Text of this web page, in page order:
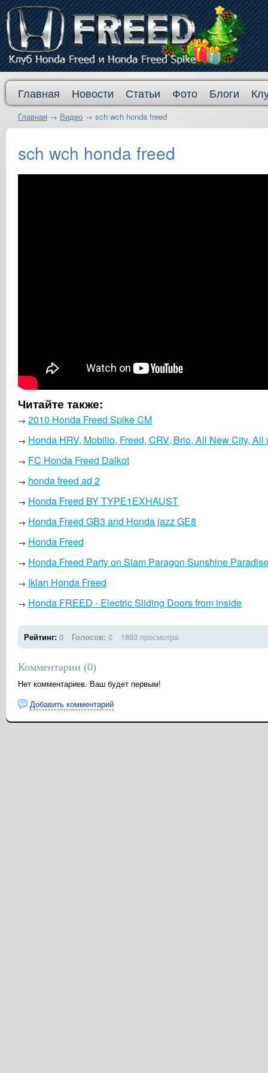
Главная Новости Статьи Фото Блоги
Главная → Видео → sch wch honda freed
sch wch honda freed
Читайте также:
→ 2010 Honda Freed Spike CM
→ Honda HRV, Mobilio, Freed, CRV, Brio, All New City, All
→ FC Honda Freed Dalkot
→ honda freed ad 2
→ Honda Freed BY TYPE1EXHAUST
→ Honda Freed GB3 and Honda jazz GE8
→ Honda Freed
→ Honda Freed Party on Siam Paragon Sunshine
→ Iklan Honda Freed
→ Honda FREED - Electric Sliding Doors from inside
Рейтинг: 0 Голосов: 0 1893 просмотра
Комментарии (0)
Нет комментариев. Ваш будет первым!
Добавить комментарий